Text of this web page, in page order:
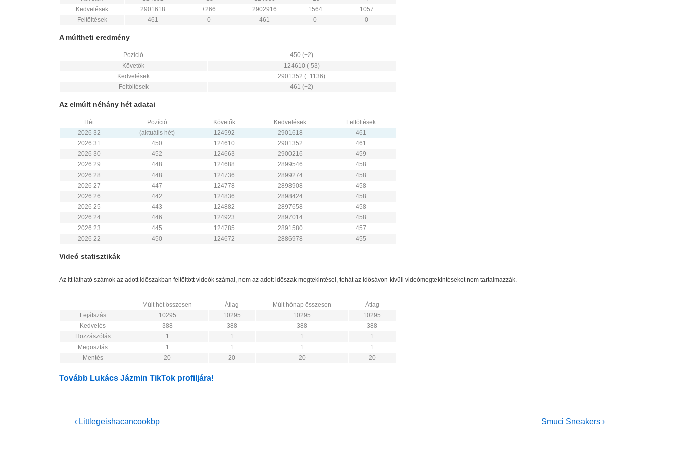
Kedvelések
2901618 +266 2902916 1564
1057
Feltöltések
461 0 461 0 0
A múltheti eredmény
Pozíció
450 (+2)
Követők
124610 (-53)
Kedvelések
2901352 (+1136)
Feltöltések
461 (+2)
Az elmúlt néhány hét adatai
Hét Pozíció Követők Kedvelések
Feltöltések
2026 32
(aktuális hét) 124592 2901618
461
2026 31
450 124610 2901352
461
2026 30
452 124663 2900216
459
2026 29
448 124688 2899546
458
2026 28
448 124736 2899274
458
2026 27
447 124778 2898908
458
2026 26
442 124836 2898424
458
2026 25
443 124882 2897658
458
2026 24
446 124923 2897014
458
2026 23
445 124785 2891580
457
2026 22
450 124672 2886978 455
Videó statisztikák
Az itt látható számok az adott időszakban feltöltött videók számai, nem az adott időszak megtekintései, tehát az idősávon kívüli videómegtekintéseket nem tartalmazzák.
Múlt hét összesen Átlag Múlt hónap összesen
Átlag
Lejátszás
10295 10295 10295
10295
Kedvelés
388 388 388
388
Hozzászólás
1 1 1
1
Megosztás
1 1 1
1
Mentés
20 20 20 20
Tovább Lukács Jázmin TikTok profiljára!
Bejegyzés
Previous
‹ Littlegeishacancookbp
Next
Smuci Sneakers ›